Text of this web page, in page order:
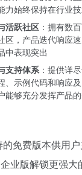
力始终保持在行业
活跃社区 ：拥有数
区，产品迭代响应
中表现突出
支持体系 ：提供详
、示例代码和响应
能够充分发挥产品
免费版本供用
业版解锁更强大